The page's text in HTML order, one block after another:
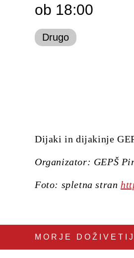
ob 18:00
Drugo
Dijaki in dijakinje
Organizator: GEPŠ
Foto: spletna stran
MORJE